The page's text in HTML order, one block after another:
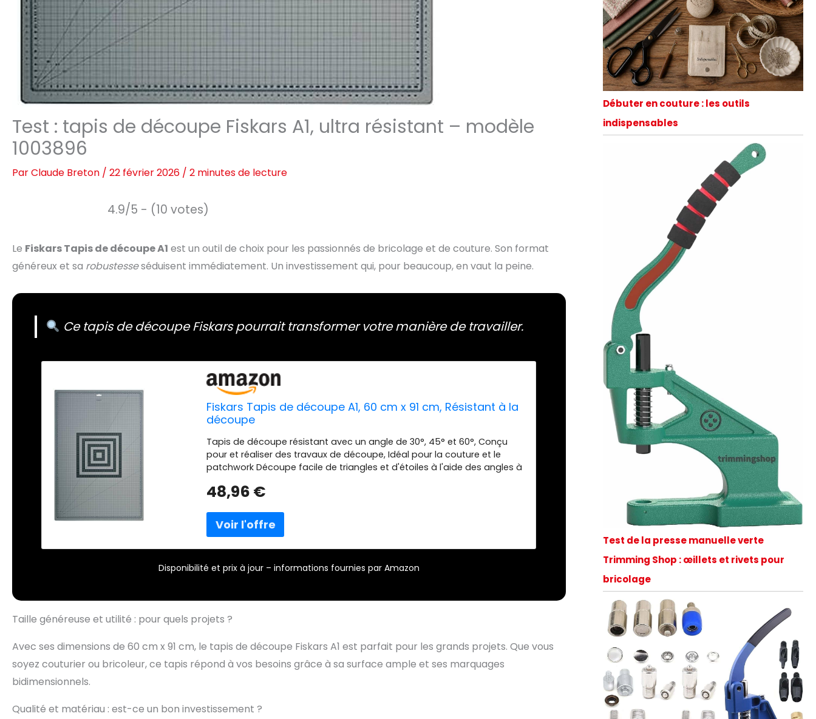
Test : tapis de découpe Fiskars A1, ultra résistant – modèle
1003896
ParClaude Breton / 22 février 2026 / 2 minutes de lecture
4.9/5 - (10 votes)
Le Fiskars Tapis de découpe A1 est un outil de choix pour les passionnés de bricolage et de couture. Son format
généreux et sa robustesseséduisent immédiatement. Un investissement qui, pour beaucoup, en vaut la peine.
Ce tapis de découpe Fiskars pourrait transformer votre manière de travailler.
Fiskars Tapis de découpe A1, 60 cm x 91 cm, Résistant à la
découpe
Tapis de découpe résistant avec un angle de 30°, 45° et 60°, Conçu
pour et réaliser des travaux de découpe, Idéal pour la couture et le
patchwork Découpe facile de triangles et d'étoiles à l'aide des angles à
n°1003736) Mesure rapide grâce à une grille graduée en centimètres et
cicatrisante, Trou pratique pour l'accrocher au mur Contenu : 1x Fiskars
Tapis de découpe A1, Dimensions : 60 x 91 cm, Poids : 1180 g, Couleur :
48,96 €
Disponibilité et prix à jour – informations fournies par Amazon
Taille généreuse et utilité : pour quels projets ?
Avec ses dimensions de 60 cm x 91 cm, le tapis de découpe Fiskars A1 est parfait pour les grands projets. Que vous
soyez couturier ou bricoleur, ce tapis répond à vos besoins grâce à sa surface ample et ses marquages
bidimensionnels.
Qualité et matériau : est-ce un bon investissement ?
Débuter en couture : les outils
indispensables
Test de la presse manuelle verte
Trimming Shop : œillets et rivets pour
bricolage